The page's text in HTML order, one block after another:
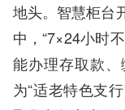
地头。智慧柜台
中，“7×24小时
能办理存取款
为“适老特色支